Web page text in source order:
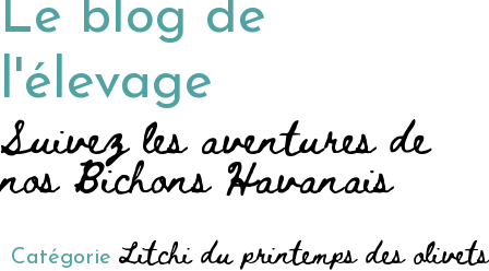
Le blog de
l'élevage
Suivez les aventures de
nos Bichons Havanais
Catégorie Litchi du printemps des olivets